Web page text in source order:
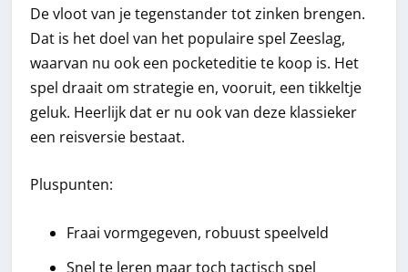
De vloot van je tegenstander tot zinken brengen.
Dat is het doel van het populaire spel Zeeslag,
waarvan nu ook een pocketeditie te koop is. Het
spel draait om strategie en, vooruit, een tikkeltje
geluk. Heerlijk dat er nu ook van deze klassieker
een reisversie bestaat.
Pluspunten:
Fraai vormgegeven, robuust speelveld
Snel te leren maar toch tactisch spel